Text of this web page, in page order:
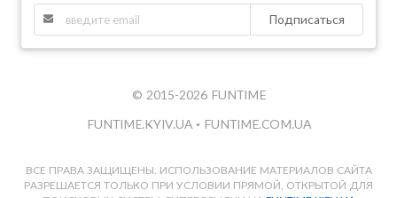
Подписаться
© 2015-2026 FUNTIME
FUNTIME.KYIV.UA • FUNTIME.COM.UA
ВСЕ ПРАВА ЗАЩИЩЕНЫ. ИСПОЛЬЗОВАНИЕ МАТЕРИАЛОВ САЙТА
РАЗРЕШАЕТСЯ ТОЛЬКО ПРИ УСЛОВИИ ПРЯМОЙ, ОТКРЫТОЙ ДЛЯ